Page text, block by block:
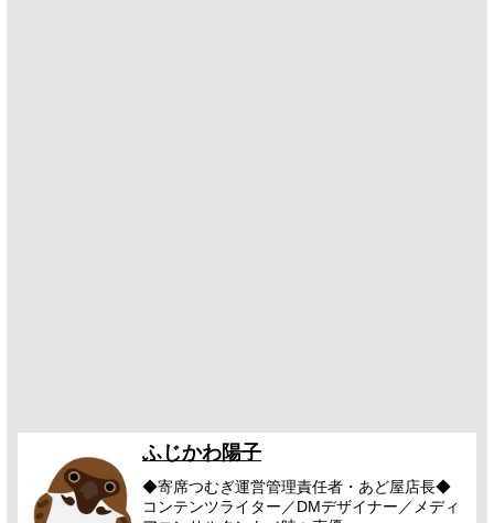
ふじかわ陽子
◆寄席つむぎ運営管理責任者・あど屋店長◆
コンテンツライター／DMデザイナー／メディ